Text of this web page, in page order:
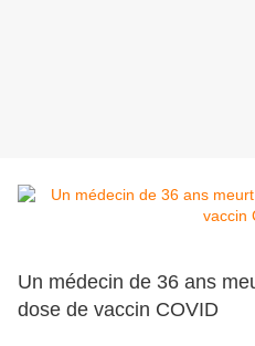
Un médecin de 36 ans
dose de vaccin COVID